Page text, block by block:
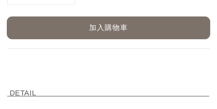
加入購物車
DETAIL